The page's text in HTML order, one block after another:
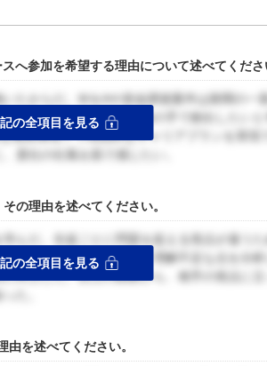
へ参加を希望する理由について述べてくださ
たからだ。M＆Aや資金調達案件は新聞の一
中のダイナミクスを自身の手で創出したいと
成長環境下で理想的なキャリアプランを実現
貴社の社風を肌で感じたい。
の全項目を見る
の理由を述べてください。
んだ。生徒ごとに問題を捉える視点が違うた
こで、生徒目線に立って理解不足な点を分析
向上した。以上の経験から、相手の視点に立
た。
の全項目を見る
を述べてください。